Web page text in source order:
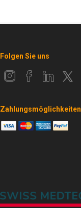
Folgen Sie uns
Zahlungsmöglichkeiten